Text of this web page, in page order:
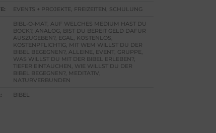
EVENTS + PROJEKTE, FREIZEITEN, SCHULUNG
BIBL-O-MAT, AUF WELCHES MEDIUM HAST DU
BOCK?, ANALOG, BIST DU BEREIT GELD DAFÜR
AUSZUGEBEN?, EGAL, KOSTENLOS,
KOSTENPFLICHTIG, MIT WEM WILLST DU DER
BIBEL BEGEGNEN?, ALLEINE, EVENT, GRUPPE,
WAS WILLST DU MIT DER BIBEL ERLEBEN?,
TIEFER EINTAUCHEN, WIE WILLST DU DER
BIBEL BEGEGNEN?, MEDITATIV,
NATURVERBUNDEN
BIBEL